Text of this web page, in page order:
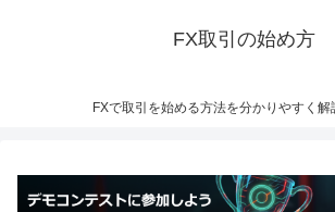
FX取引の始め方
FXで取引を始める方法を分かりやすく解